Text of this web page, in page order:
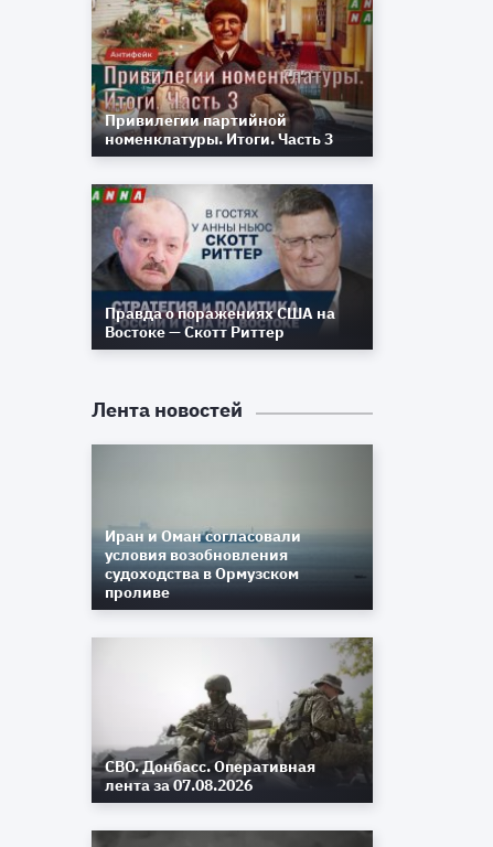
Привилегии партийной
номенклатуры. Итоги. Часть 3
Правда о поражениях США на
Востоке — Скотт Риттер
Лента новостей
Иран и Оман согласовали
условия возобновления
судоходства в Ормузском
проливе
СВО. Донбасс. Оперативная
лента за 07.08.2026